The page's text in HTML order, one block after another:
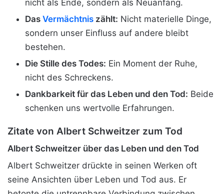
nicht als Ende, sondern als Neuanfang.
Das Vermächtnis zählt: Nicht materielle Dinge,
sondern unser Einfluss auf andere bleibt
bestehen.
Die Stille des Todes: Ein Moment der Ruhe,
nicht des Schreckens.
Dankbarkeit für das Leben und den Tod: Beide
schenken uns wertvolle Erfahrungen.
Zitate von Albert Schweitzer zum Tod
Albert Schweitzer über das Leben und den Tod
Albert Schweitzer drückte in seinen Werken oft
seine Ansichten über Leben und Tod aus. Er